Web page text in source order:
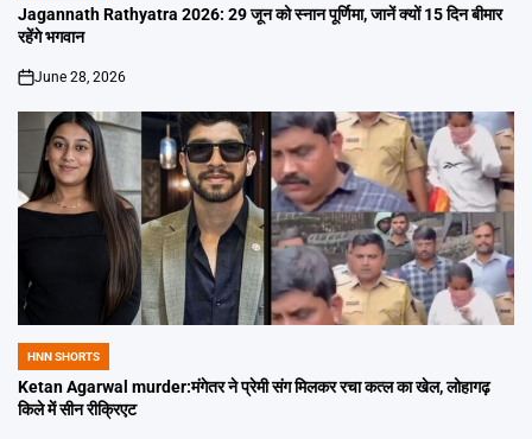
IN
Jagannath Rathyatra 2026: 29 जून को स्नान पूर्णिमा, जानें क्यों 15 दिन बीमार
रहेंगे भगवान
on
June 28, 2026
POSTED
IN
HNN SHORTS
Ketan Agarwal murder:मंगेतर ने प्रेमी संग मिलकर रचा कत्ल का खेल, लोहागढ़
किले में सीन रीक्रिएट